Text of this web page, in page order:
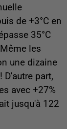
de +3°C en
35°C
les
une dizaine
D'autre part,
avec +27%
jusqu'à 122